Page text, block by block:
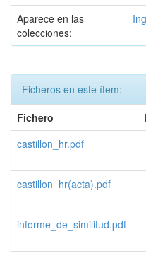
Aparece en las
colecciones:
Ficheros en este ítem:
Fichero
castillon_hr.pdf
castillon_hr(acta).pdf
informe_de_similitud.pdf